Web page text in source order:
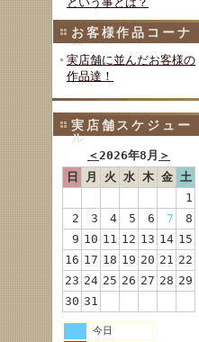
お客様作品コーナ
ー
実店舗に並んだお客様の
作品達！
実店舗スケジュー
ル
＜2026年8月 ＞
日
月 火 水 木 金 土
1
2
3 4 5 6 7
8
9 10 11 12 13 14 15
16 17 18 19 20 21 22
23 24 25 26 27 28 29
30 31
今日